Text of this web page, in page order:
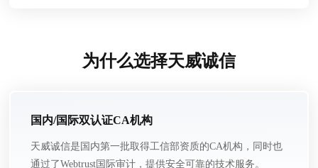
为什么选择天威诚信
国内/国际双认证CA机构
天威诚信是国内第一批取得工信部资质的CA机构，同时也
通过了Webtrust国际审计，提供安全可靠的技术服务。